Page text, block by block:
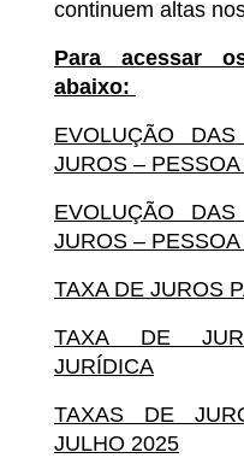
continuem altas
Para acessar
abaixo:
EVOLUÇÃO
JUROS –
EVOLUÇÃO
JUROS –
TAXA DE JUROS
TAXA DE
JURÍDICA
TAXAS DE
JULHO 2025